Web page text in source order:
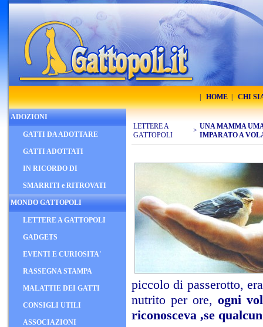
HOME CHI
ADOZIONI
GATTI DA ADOTTARE
GATTI ADOTTATI
IN RICORDO DI
SMARRITI e RITROVATI
MONDO GATTOPOLI
LETTERE A GATTOPOLI
GADGETS
EVENTI E CURIOSITA'
RASSEGNA STAMPA
MALATTIE DEI GATTI
CONSIGLI UTILI
ASSOCIAZIONI
LETTERE A
GATTOPOLI
> UNA MAMMA
IMPARATO A
piccolo di passerotto,
nutrito per ore,ogni
riconosceva ,se